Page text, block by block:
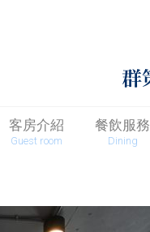
客房介紹
Guest room
餐飲服務
Dining